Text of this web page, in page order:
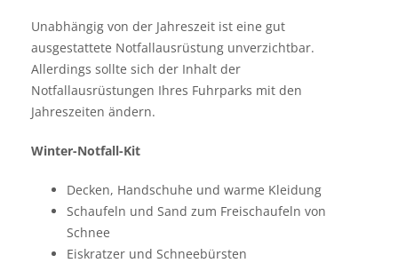
Unabhängig von der Jahreszeit ist eine gut
ausgestattete Notfallausrüstung unverzichtbar.
Allerdings sollte sich der Inhalt der
Notfallausrüstungen Ihres Fuhrparks mit den
Jahreszeiten ändern.
Winter-Notfall-Kit
Decken, Handschuhe und warme Kleidung
Schaufeln und Sand zum Freischaufeln von
Schnee
Eiskratzer und Schneebürsten